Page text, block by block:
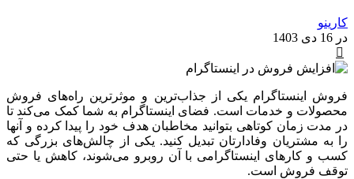
کارینو
در 16 دی 1403
0
فروش اینستاگرام یکی از جذاب‌ترین و موثرترین راه‌های فروش
محصولات و خدمات است. فضای اینستاگرام به شما کمک می‌کند تا
در مدت زمان کوتاهی بتوانید مخاطبان هدف خود را پیدا کرده و آنها
را به مشتریان وفادارتان تبدیل کنید. یکی از چالش‌های بزرگی که
کسب‌ و کارهای اینستاگرامی با آن روبرو می‌شوند، کاهش یا حتی
توقف فروش است.